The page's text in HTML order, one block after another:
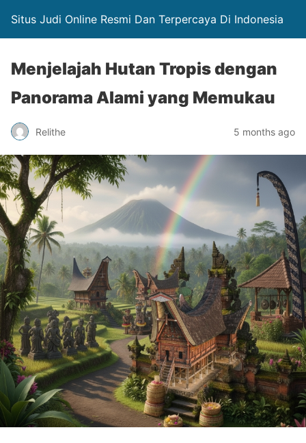
Situs Judi Online Resmi Dan Terpercaya Di Indonesia
Menjelajah Hutan Tropis dengan
Panorama Alami yang Memukau
Relithe 5 months ago